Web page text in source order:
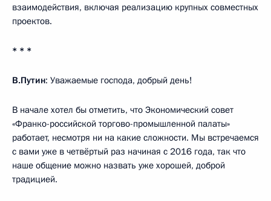
взаимодействия, включая реализацию крупных совместных
проектов.
* * *
В.Путин: Уважаемые господа, добрый день!
В начале хотел бы отметить, что Экономический совет
«Франко-российской торгово-промышленной палаты»
работает, несмотря ни на какие сложности. Мы встречаемся
с вами уже в четвёртый раз начиная с 2016 года, так что
наше общение можно назвать уже хорошей, доброй
традицией.